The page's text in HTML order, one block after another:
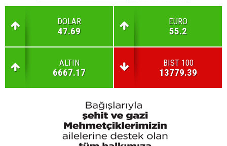
DOLAR
47.69
EURO
55.2
ALTIN
6667.17
BIST 100
13779.39